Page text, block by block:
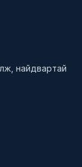
найдвартай